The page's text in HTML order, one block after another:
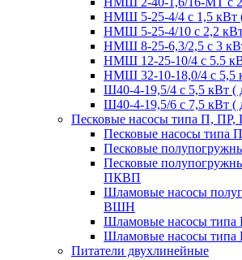
НМШ 5-25-4/4 с 1,5 кВт
НМШ 5-25-4/10 с 2,2
НМШ 8-25-6,3/2,5 с 3
НМШ 12-25-10/4 с 5.5
НМШ 32-10-18,0/4 с 5,5
Ш40-4-19,5/4 с 5,5 кВт (
Ш40-4-19,5/6 с 7,5 кВт (
Песковые насосы типа П,
Песковые насосы типа П
Песковые
Песковые
ПКВП
Шламовые насосы
ВШН
Шламовые насосы
Шламовые насосы типа
Питатели двухлинейные